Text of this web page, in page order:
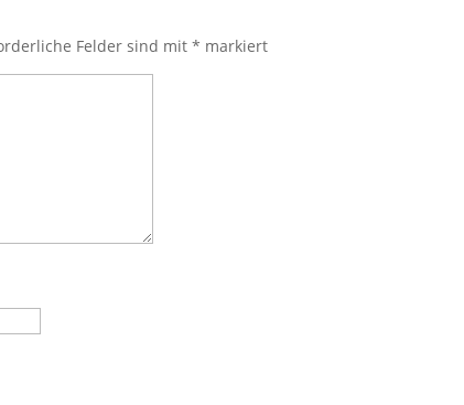
Felder sind mit* markiert